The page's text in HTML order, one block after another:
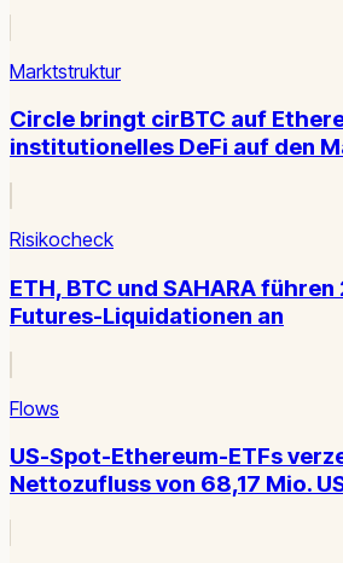
Marktstruktur
Circle bringt cirBTC auf
institutionelles DeFi auf den
Risikocheck
ETH, BTC und SAHARA
Futures-Liquidationen an
Flows
US-Spot-Ethereum-ETFs
Nettozufluss von 68,17 Mio.